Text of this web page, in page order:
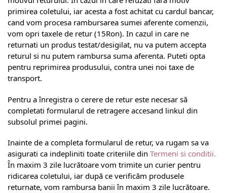
primirea coletului, iar acesta a fost achitat cu cardul bancar,
cand vom procesa rambursarea sumei aferente comenzii,
vom opri taxele de retur (15Ron). In cazul in care ne
returnati un produs testat/desigilat, nu va putem accepta
returul si nu putem rambursa suma aferenta. Puteti opta
pentru reprimirea produsului, contra unei noi taxe de
transport.
Pentru a înregistra o cerere de retur este necesar să
completati formularul de retragere accesand linkul din
subsolul primei pagini.
Inainte de a completa formularul de retur, va rugam sa va
asigurati ca indepliniti toate criteriile din Termeni si conditii.
În maxim 3 zile lucrătoare vom trimite un curier pentru
ridicarea coletului, iar după ce verificăm produsele
returnate, vom rambursa banii în maxim 3 zile lucrătoare.